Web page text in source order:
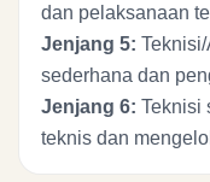
dan pelaksanaan
Jenjang 5:
sederhana dan
Jenjang 6: Teknisi
teknis dan